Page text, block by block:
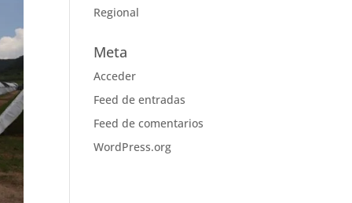
Regional
Meta
Acceder
Feed de entradas
Feed de comentarios
WordPress.org